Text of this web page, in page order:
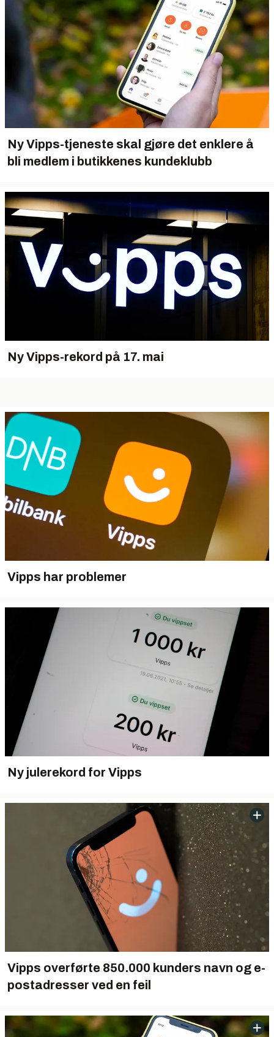
Ny Vipps-tjeneste skal gjøre det enklere å
bli medlem i butikkenes kundeklubb
Ny Vipps-rekord på 17. mai
Vipps har problemer
Ny julerekord for Vipps
Vipps overførte 850.000 kunders navn og e-
postadresser ved en feil